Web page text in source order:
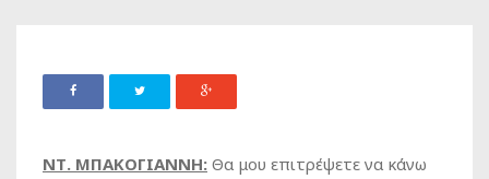
ΝΤ. ΜΠΑΚΟΓΙΑΝΝΗ: Θα μου επιτρέψετε να κάνω